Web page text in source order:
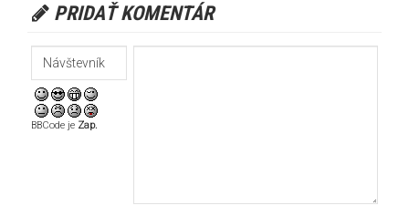
PRIDAŤ KOMENTÁR
BBCode je Zap.